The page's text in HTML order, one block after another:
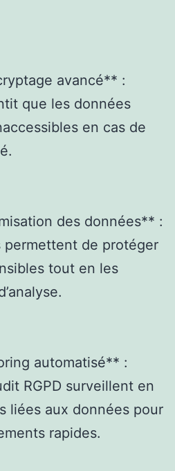
avancé** :
que les données
en cas de
des données** :
permettent de protéger
tout en les
automatisé** :
RGPD surveillent en
liées aux données pour
rapides.